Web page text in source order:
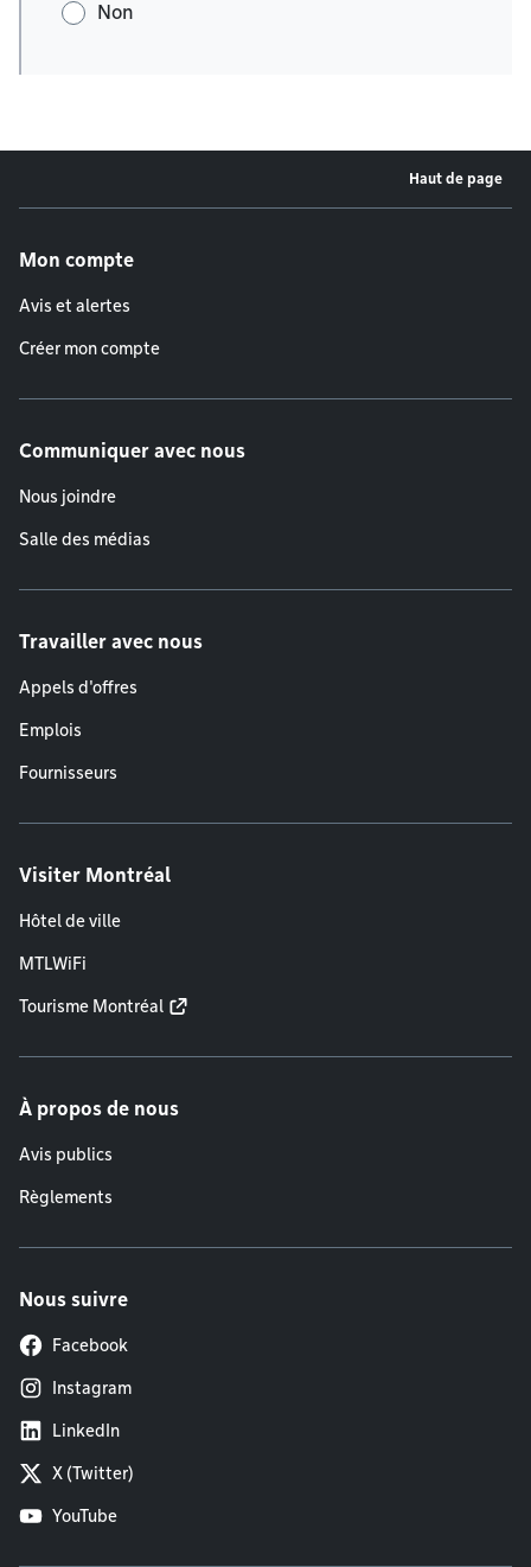
Non
Haut de page
Mon compte
Avis et alertes
Créer mon compte
Communiquer avec nous
Nous joindre
Salle des médias
Travailler avec nous
Appels d'offres
Emplois
Fournisseurs
Visiter Montréal
Hôtel de ville
MTLWiFi
Tourisme Montréal
À propos de nous
Avis publics
Règlements
Nous suivre
Facebook
Instagram
LinkedIn
X (Twitter)
YouTube